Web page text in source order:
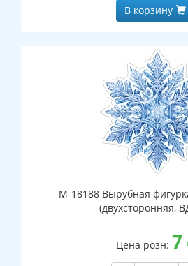
В корзину
М-18188 Вырубная
(двухсторонняя,
Цена розн: 7